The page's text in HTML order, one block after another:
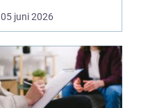
senare år har en ny typ
av prod...
05 juni 2026